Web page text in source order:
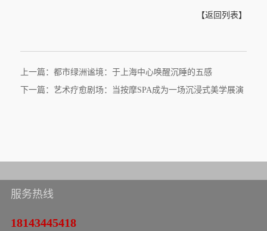
【返回列表】
上一篇：都市绿洲谧境：于上海中心唤醒沉睡的五感
下一篇：艺术疗愈剧场：当按摩SPA成为一场沉浸式美学展演
服务热线
18143445418